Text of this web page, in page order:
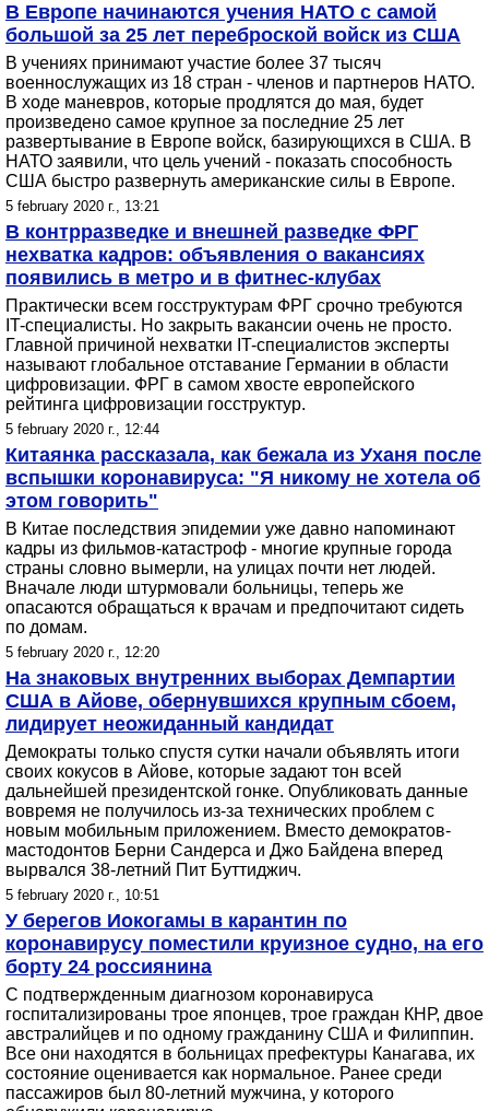
В Европе начинаются учения НАТО с самой
большой за 25 лет переброской войск из США
В учениях принимают участие более 37 тысяч
военнослужащих из 18 стран - членов и партнеров НАТО.
В ходе маневров, которые продлятся до мая, будет
произведено самое крупное за последние 25 лет
развертывание в Европе войск, базирующихся в США. В
НАТО заявили, что цель учений - показать способность
США быстро развернуть американские силы в Европе.
5 february 2020 г., 13:21
В контрразведке и внешней разведке ФРГ
нехватка кадров: объявления о вакансиях
появились в метро и в фитнес-клубах
Практически всем госструктурам ФРГ срочно требуются
IT-специалисты. Но закрыть вакансии очень не просто.
Главной причиной нехватки IT-специалистов эксперты
называют глобальное отставание Германии в области
цифровизации. ФРГ в самом хвосте европейского
рейтинга цифровизации госструктур.
5 february 2020 г., 12:44
Китаянка рассказала, как бежала из Уханя после
вспышки коронавируса: "Я никому не хотела об
этом говорить"
В Китае последствия эпидемии уже давно напоминают
кадры из фильмов-катастроф - многие крупные города
страны словно вымерли, на улицах почти нет людей.
Вначале люди штурмовали больницы, теперь же
опасаются обращаться к врачам и предпочитают сидеть
по домам.
5 february 2020 г., 12:20
На знаковых внутренних выборах Демпартии
США в Айове, обернувшихся крупным сбоем,
лидирует неожиданный кандидат
Демократы только спустя сутки начали объявлять итоги
своих кокусов в Айове, которые задают тон всей
дальнейшей президентской гонке. Опубликовать данные
вовремя не получилось из-за технических проблем с
новым мобильным приложением. Вместо демократов-
мастодонтов Берни Сандерса и Джо Байдена вперед
вырвался 38-летний Пит Буттиджич.
5 february 2020 г., 10:51
У берегов Иокогамы в карантин по
коронавирусу поместили круизное судно, на его
борту 24 россиянина
С подтвержденным диагнозом коронавируса
госпитализированы трое японцев, трое граждан КНР, двое
австралийцев и по одному гражданину США и Филиппин.
Все они находятся в больницах префектуры Канагава, их
состояние оценивается как нормальное. Ранее среди
пассажиров был 80-летний мужчина, у которого